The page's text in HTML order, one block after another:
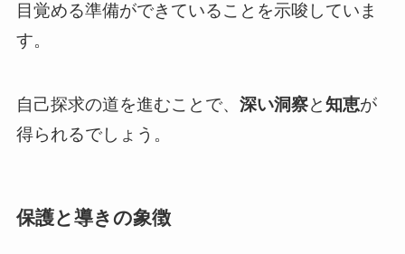
目覚める準備ができていることを示唆していま
す。
自己探求の道を進むことで、 深い洞察と知恵が
得られるでしょう。
保護と導きの象徴